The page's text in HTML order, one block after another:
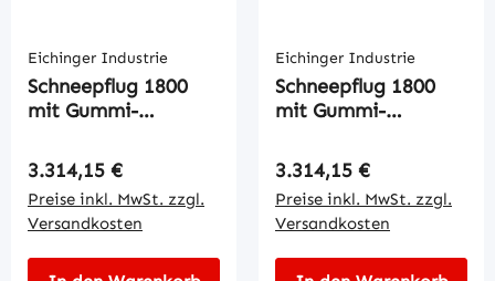
Eichinger Industrie
Schneepflug 1800
mit Gummi-
Regulärer Preis:
3.314,15 €
Preise inkl. MwSt. zzgl.
Versandkosten
Eichinger Industrie
Schneepflug 1800
mit Gummi-
Regulärer Preis:
3.314,15 €
Preise inkl. MwSt. zzgl.
Versandkosten